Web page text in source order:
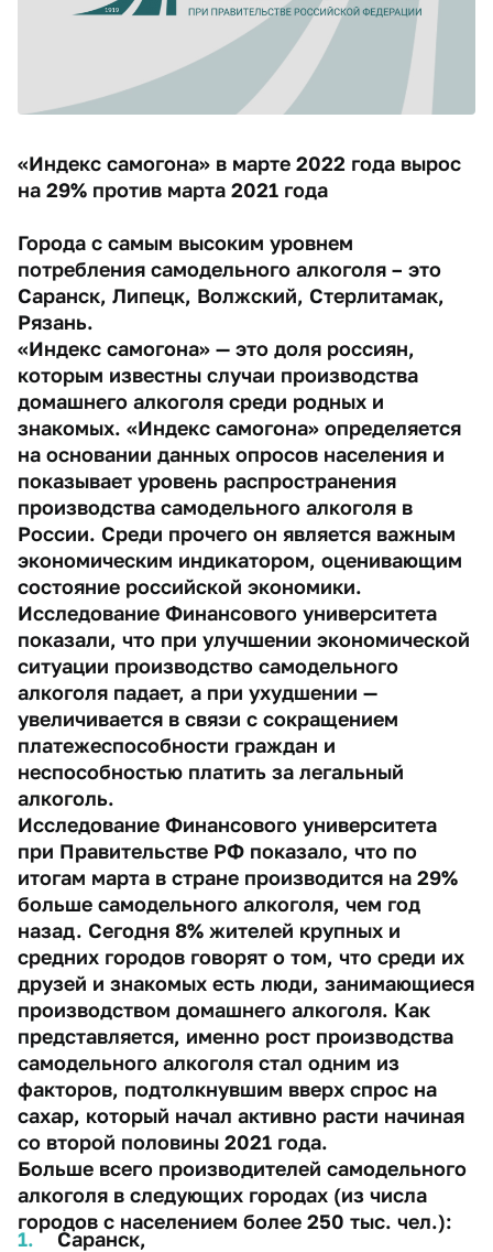
«Индекс самогона» в марте 2022 года вырос
на 29% против марта 2021 года
Города с самым высоким уровнем
потребления самодельного алкоголя – это
Саранск, Липецк, Волжский, Стерлитамак,
Рязань.
«Индекс самогона» — это доля россиян,
которым известны случаи производства
домашнего алкоголя среди родных и
знакомых. «Индекс самогона» определяется
на основании данных опросов населения и
показывает уровень распространения
производства самодельного алкоголя в
России. Среди прочего он является важным
экономическим индикатором, оценивающим
состояние российской экономики.
Исследование Финансового университета
показали, что при улучшении экономической
ситуации производство самодельного
алкоголя падает, а при ухудшении —
увеличивается в связи с сокращением
платежеспособности граждан и
неспособностью платить за легальный
алкоголь.
Исследование Финансового университета
при Правительстве РФ показало, что по
итогам марта в стране производится на 29%
больше самодельного алкоголя, чем год
назад. Сегодня 8% жителей крупных и
средних городов говорят о том, что среди их
друзей и знакомых есть люди, занимающиеся
производством домашнего алкоголя. Как
представляется, именно рост производства
самодельного алкоголя стал одним из
факторов, подтолкнувшим вверх спрос на
сахар, который начал активно расти начиная
со второй половины 2021 года.
Больше всего производителей самодельного
алкоголя в следующих городах (из числа
городов с населением более 250 тыс. чел.):
Саранск,